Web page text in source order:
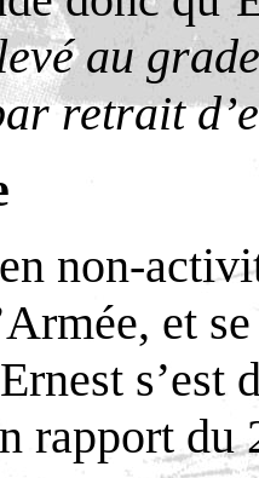
au
retrait
non-
et
s’est
rapport